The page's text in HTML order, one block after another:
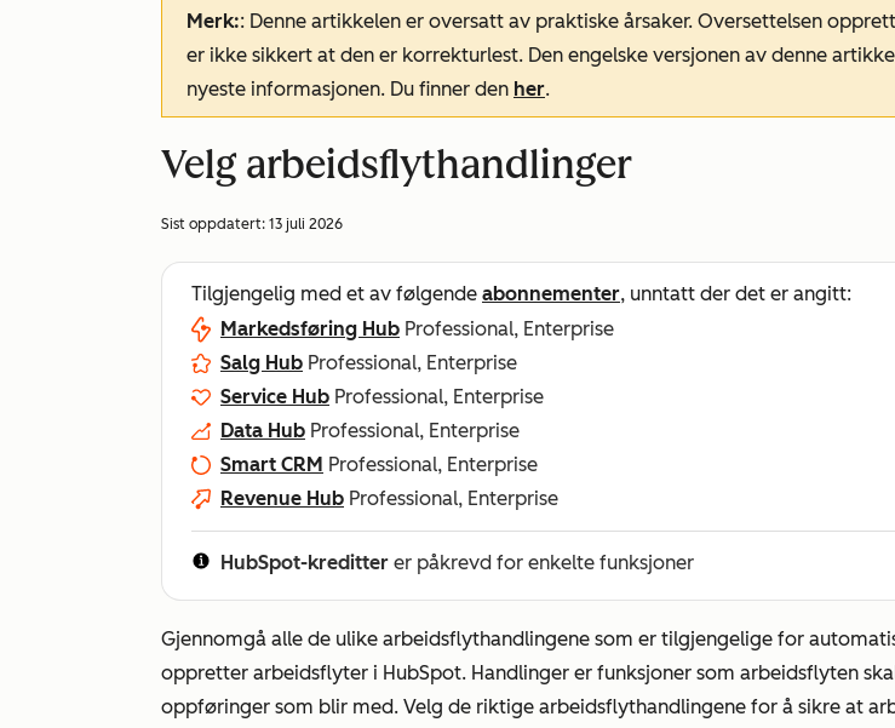
Merk:: Denne artikkelen er oversatt av praktiske årsaker. Oversettelsen
er ikke sikkert at den er korrekturlest. Den engelske versjonen av denne
nyeste informasjonen. Du finner den her.
Velg arbeidsflythandlinger
Sist oppdatert: 13 juli 2026
Tilgjengelig med et av følgende abonnementer, unntatt der det er angitt:
Markedsføring Hub Professional, Enterprise
Salg Hub Professional, Enterprise
Service Hub Professional, Enterprise
Data Hub Professional, Enterprise
Smart CRM Professional, Enterprise
Revenue Hub Professional, Enterprise
HubSpot-kreditter er påkrevd for enkelte funksjoner
Gjennomgå alle de ulike arbeidsflythandlingene som er tilgjengelige for
oppretter arbeidsflyter i HubSpot. Handlinger er funksjoner som arbeidsflyten
oppføringer som blir med. Velg de riktige arbeidsflythandlingene for å sikre at